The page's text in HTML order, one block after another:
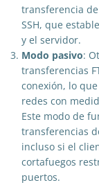
transferencia
SSH, que
y el servidor.
Modo pasivo:
transferencias
conexión, lo
redes con
Este modo de
transferencias
incluso si el
cortafuegos
puertos.